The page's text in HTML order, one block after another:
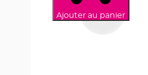
Ajouter au panier